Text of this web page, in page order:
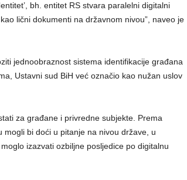
bh. entitet RS stvara paralelni digitalni
lični dokumenti na državnom nivou”, naveo je
jednoobraznost sistema identifikacije građana
Ustavni sud BiH već označio kao nužan uslov
za građane i privredne subjekte. Prema
bi doći u pitanje na nivou države, u
izazvati ozbiljne posljedice po digitalnu